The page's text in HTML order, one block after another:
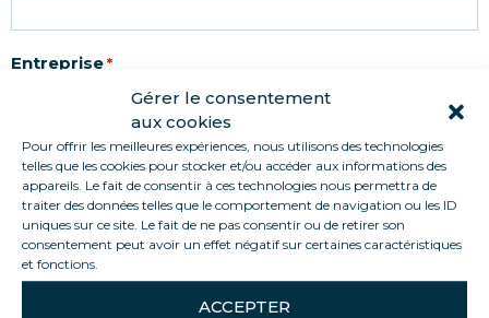
Gérer le consentement
aux cookies
Pour offrir les meilleures expériences, nous utilisons des technologies
telles que les cookies pour stocker et/ou accéder aux informations des
appareils. Le fait de consentir à ces technologies nous permettra de
traiter des données telles que le comportement de navigation ou les ID
uniques sur ce site. Le fait de ne pas consentir ou de retirer son
consentement peut avoir un effet négatif sur certaines caractéristiques
et fonctions.
ACCEPTER
Entreprise *
SIREN *
Message *